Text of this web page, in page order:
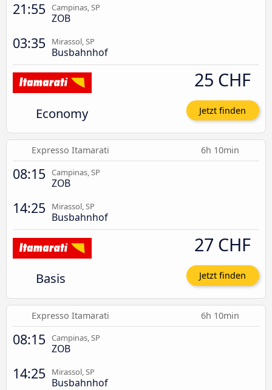
21:55 Campinas, SP
ZOB
03:35 Mirassol, SP
Busbahnhof
Economy
25 CHF
Jetzt finden
Expresso Itamarati 6h 10min
08:15 Campinas, SP
ZOB
14:25 Mirassol, SP
Busbahnhof
Basis
27 CHF
Jetzt finden
Expresso Itamarati 6h 10min
08:15 Campinas, SP
ZOB
14:25 Mirassol, SP
Busbahnhof